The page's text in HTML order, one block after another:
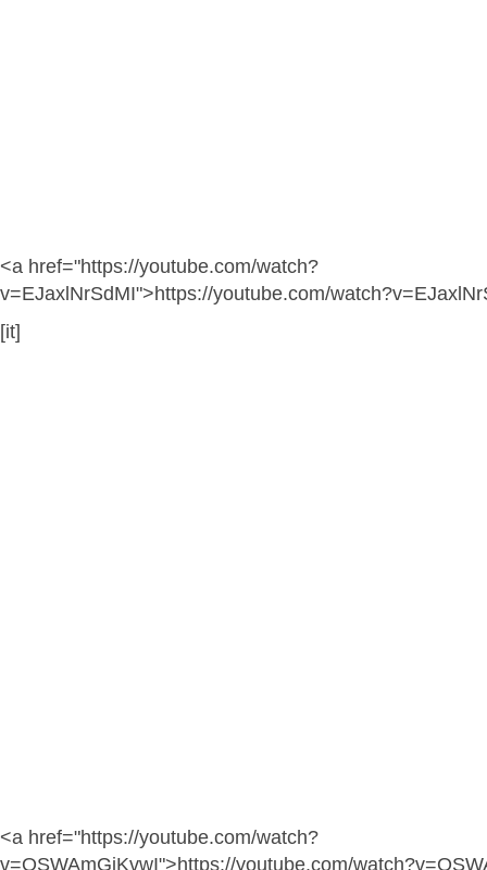
<a href="https://youtube.com/watch?
v=EJaxlNrSdMI">https://youtube.com/
[it]
<a href="https://youtube.com/watch?
v=OSWAmGjKvwI">https://youtube.com/